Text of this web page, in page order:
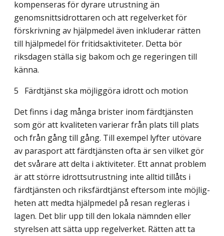
kompenseras för dyrare utrustning än
genomsnittsidrottaren och att regelverket för
förskrivning av hjälpmedel även inkluderar rätten
till hjälpmedel för fritidsaktivite­ter. Detta bör
riksdagen ställa sig bakom och ge regeringen till
känna.
5 Färdtjänst ska möjliggöra idrott och motion
Det finns i dag många brister inom färdtjänsten
som gör att kvaliteten varierar från plats till plats
och från gång till gång. Till exempel lyfter utövare
av parasport att färdtjänsten ofta är sen vilket gör
det svårare att delta i aktiviteter. Ett annat problem
är att större idrottsutrustning inte alltid tillåts i
färdtjänsten och riksfärdtjänst eftersom inte möjlig­
heten att medta hjälpmedel på resan regleras i
lagen. Det blir upp till den lokala nämnd­en eller
styrelsen att sätta upp regelverket. Rätten att ta